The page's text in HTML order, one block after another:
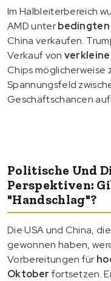
Im Halbleiterbereich
AMD unterbedingten
China verkaufen.
Verkauf von
Chips möglicherweise
Spannungsfeld
Geschäftschancen
Politische Und
Perspektiven:
"Handschlag"?
Die USA und China,
gewonnen haben,
Vorbereitungen für
Oktober fortsetzen.